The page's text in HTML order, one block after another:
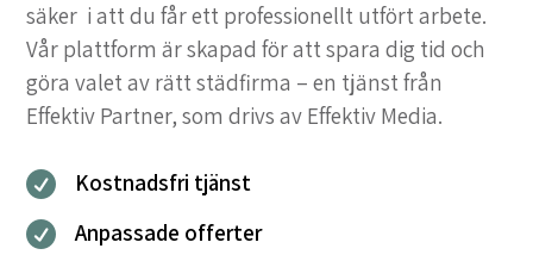
säker i att du får ett professionellt utfört arbete.
Vår plattform är skapad för att spara dig tid och
göra valet av rätt städfirma – en tjänst från
Effektiv Partner, som drivs av Effektiv Media.
 Kostnadsfri tjänst
 Anpassade offerter